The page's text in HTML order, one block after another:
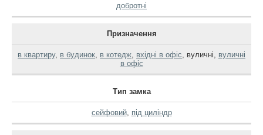
добротні
Призначення
в квартиру, в будинок в котедж вхідні в офіс вуличні
вуличні
в офіс
Тип замка
сейфовий, під циліндр